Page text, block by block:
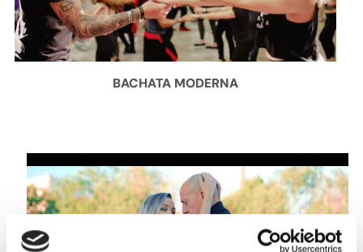
BACHATA MODERNA